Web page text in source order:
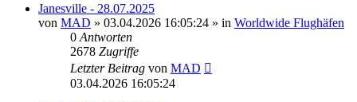
Janesville - 28.07.2025
von MAD » 03.04.2026 16:05:24 » in Worldwide Flughäfen
0 Antworten
2678 Zugriffe
Letzter Beitrag von MAD
03.04.2026 16:05:24